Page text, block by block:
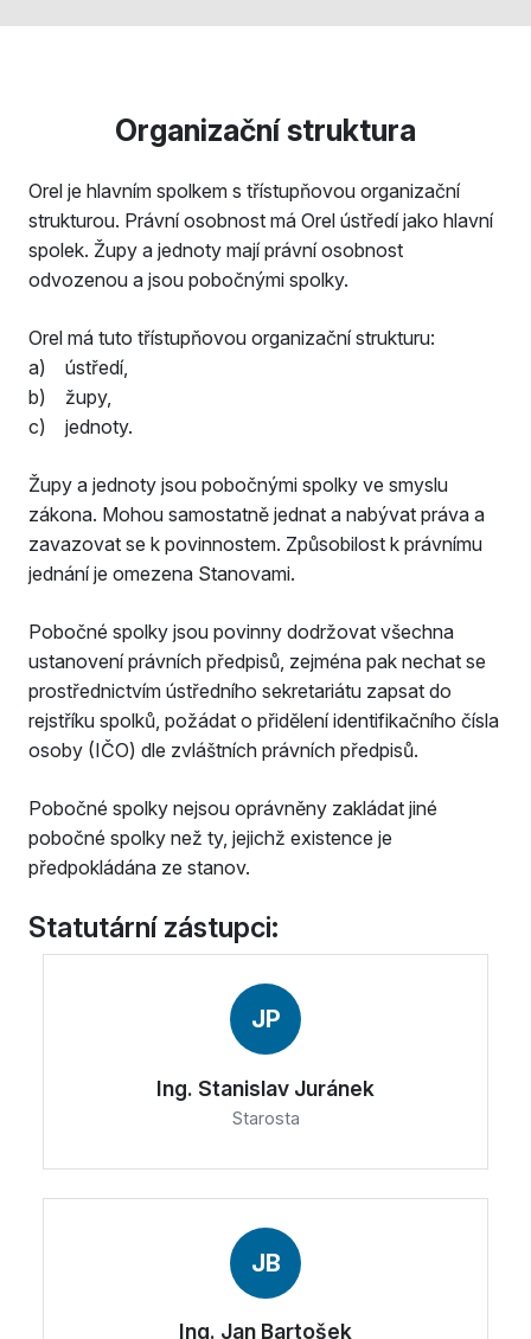
Organizační struktura
Orel je hlavním spolkem s třístupňovou organizační
strukturou. Právní osobnost má Orel ústředí jako hlavní
spolek. Župy a jednoty mají právní osobnost
odvozenou a jsou pobočnými spolky.
Orel má tuto třístupňovou organizační strukturu:
a) ústředí,
b) župy,
c) jednoty.
Župy a jednoty jsou pobočnými spolky ve smyslu
zákona. Mohou samostatně jednat a nabývat práva a
zavazovat se k povinnostem. Způsobilost k právnímu
jednání je omezena Stanovami.
Pobočné spolky jsou povinny dodržovat všechna
ustanovení právních předpisů, zejména pak nechat se
prostřednictvím ústředního sekretariátu zapsat do
rejstříku spolků, požádat o přidělení identifikačního čísla
osoby (IČO) dle zvláštních právních předpisů.
Pobočné spolky nejsou oprávněny zakládat jiné
pobočné spolky než ty, jejichž existence je
předpokládána ze stanov.
Statutární zástupci:
JP
Ing. Stanislav Juránek
Starosta
JB
Ing. Jan Bartošek